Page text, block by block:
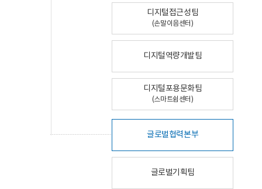
디지털접근성팀
(손말이음센터)
디지털역량개발팀
디지털포용문화팀
(스마트쉼센터)
글로벌협력본부
글로벌기획팀